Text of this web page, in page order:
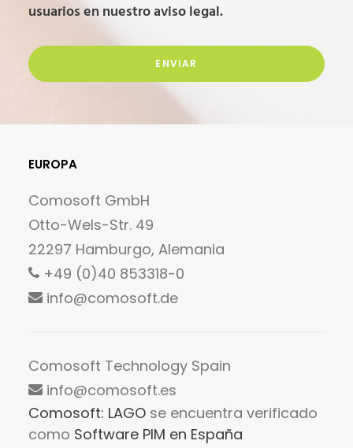
usuarios en nuestroaviso legal.
Alternative:
EUROPA
Comosoft GmbH
Otto-Wels-Str. 49
22297 Hamburgo, Alemania
+49 (0)40 853318-0
info@comosoft.de
Comosoft Technology Spain
info@comosoft.es
Comosoft: LAGO se encuentra verificado
como Software PIM en España